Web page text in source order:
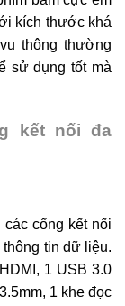
kích thước khá
thông thường
sử dụng tốt mà
kết nối đa
cổng kết nối
tin dữ liệu.
1 USB 3.0
1 khe đọc